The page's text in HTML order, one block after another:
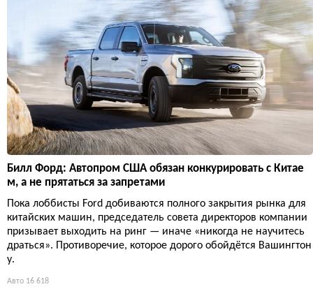
Билл Форд: Автопром США обязан конкурировать с Китае
м, а не прятаться за запретами
Пока лоббисты Ford добиваются полного закрытия рынка для
китайских машин, председатель совета директоров компании
призывает выходить на ринг — иначе «никогда не научитесь
драться». Противоречие, которое дорого обойдётся Вашингтон
у.
Авто 16 618